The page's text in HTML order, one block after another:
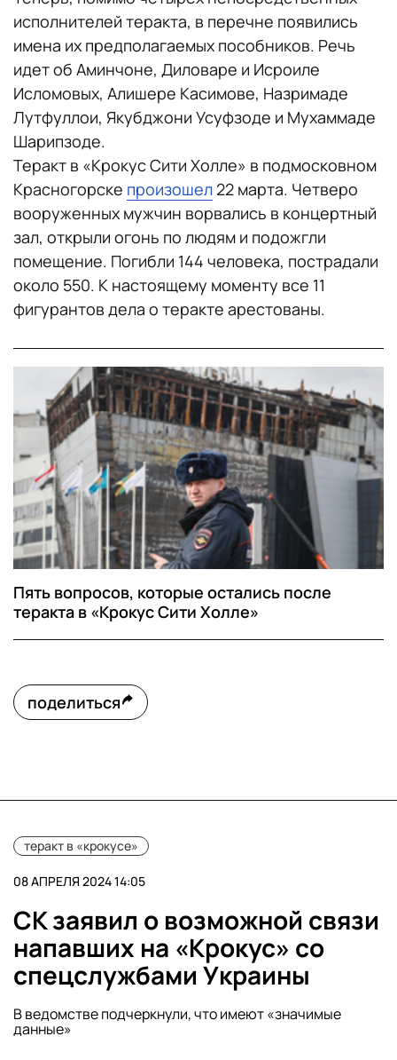
исполнителей теракта, в перечне появились
имена их предполагаемых пособников. Речь
идет об Аминчоне, Диловаре и Исроиле
Исломовых, Алишере Касимове, Назримаде
Лутфуллои, Якубджони Усуфзоде и Мухаммаде
Шарипзоде.
Теракт в «Крокус Сити Холле» в подмосковном
Красногорске произошел 22 марта. Четверо
вооруженных мужчин ворвались в концертный
зал, открыли огонь по людям и подожгли
помещение. Погибли 144 человека, пострадали
около 550. К настоящему моменту все 11
фигурантов дела о теракте арестованы.
Пять вопросов, которые остались после
теракта в «Крокус Сити Холле»
поделиться
теракт в «крокусе»
08 АПРЕЛЯ 2024 14:05
СК заявил о возможной связи
напавших на «Крокус» со
спецслужбами Украины
В ведомстве подчеркнули, что имеют «значимые
данные»